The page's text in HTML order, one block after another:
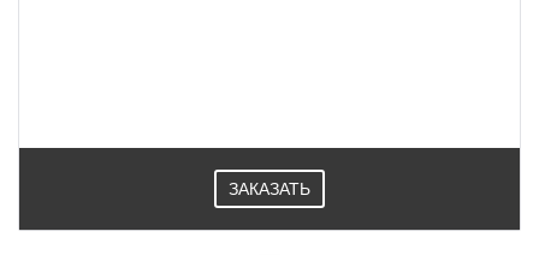
ЗАКАЗАТЬ